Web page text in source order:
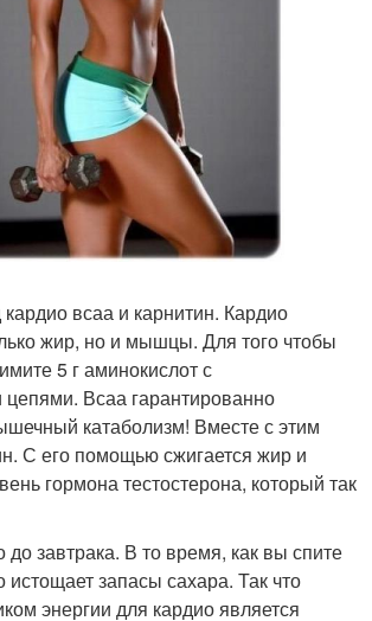
всаа и карнитин. Кардио
жир, но и мышцы. Для того чтобы
5 г аминокислот с
Всаа гарантированно
катаболизм! Вместе с этим
С его помощью сжигается жир и
гормона тестостерона, который так
до завтрака. В то время, как вы спите
запасы сахара. Так что
энергии для кардио является